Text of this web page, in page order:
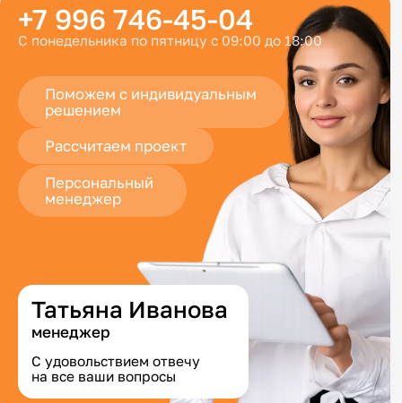
+7 996 746-45-04
С понедельника по пятницу с 09:00 до 18:00
Поможем с индивидуальным
решением
Рассчитаем проект
Персональный
менеджер
Татьяна Иванова
менеджер
С удовольствием отвечу
на все ваши вопросы